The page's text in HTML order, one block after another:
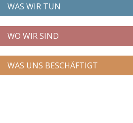
WAS WIR TUN
WO WIR SIND
WAS UNS BESCHÄFTIGT